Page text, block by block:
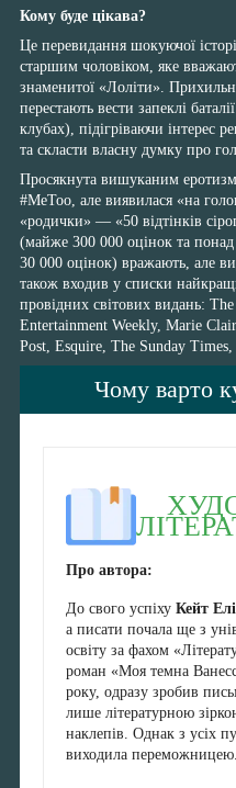
Кому буде цікава?
Це перевидання шокуючої
старшим чоловіком, яке
знаменитої «Лоліти».
перестають вести запеклі
клубах), підігріваючи
та скласти власну думку про
Просякнута вишуканим
#MeToo, але виявилася «на
«родички» — «50 відтінків
(майже 300 000 оцінок та
30 000 оцінок) вражають, але
також входив у списки
провідних світових видань:
Entertainment Weekly, Marie
Post, Esquire, The Sunday
Чому варто
Про автора:
До свого успіху Кейт
а писати почала ще з
освіту за фахом
роман «Моя темна
року, одразу зробив
лише літературною
наклепів. Однак з усіх
виходила переможницею.